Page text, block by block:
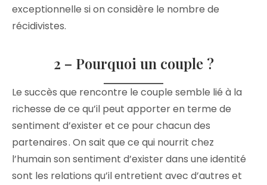
exceptionnelle si on considère le nombre de
récidivistes.
2 – Pourquoi un couple ?
Le succès que rencontre le couple semble lié à la
richesse de ce qu’il peut apporter en terme de
sentiment d’exister et ce pour chacun des
partenaires . On sait que ce qui nourrit chez
l’humain son sentiment d’exister dans une identité
sont les relations qu’il entretient avec d’autres et